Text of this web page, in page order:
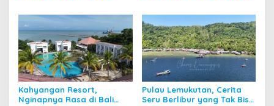
Kahyangan Resort,
Nginapnya Rasa di Bali
Pulau Lemukutan, Cerita
Seru Berlibur yang Tak Bisa